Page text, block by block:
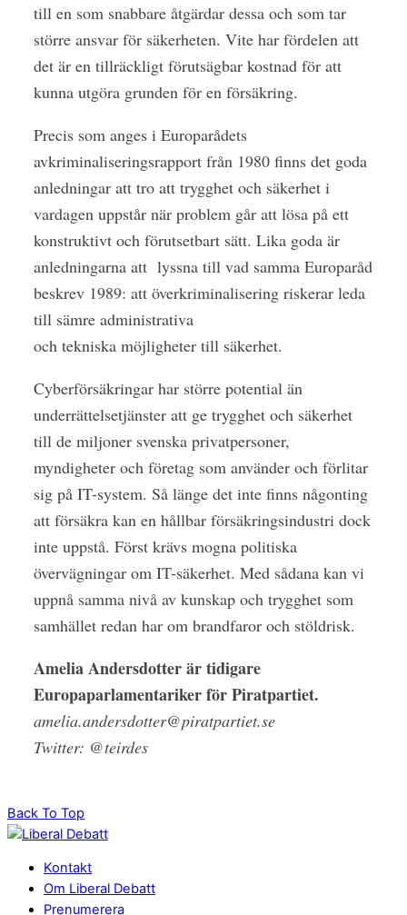
till en som snabbare åtgärdar dessa och som tar
större ansvar för säkerheten. Vite har fördelen att
det är en tillräckligt förutsägbar kostnad för att
kunna utgöra grunden för en försäkring.
Precis som anges i Europarådets
avkriminaliseringsrapport från 1980 finns det goda
anledningar att tro att trygghet och säkerhet i
vardagen uppstår när problem går att lösa på ett
konstruktivt och förutsetbart sätt. Lika goda är
anledningarna att lyssna till vad samma Europaråd
beskrev 1989: att överkriminalisering riskerar leda
till sämre administrativa
och tekniska möjligheter till säkerhet.
Cyberförsäkringar har större potential än
underrättelsetjänster att ge trygghet och säkerhet
till de miljoner svenska privatpersoner,
myndigheter och företag som använder och förlitar
sig på IT-system. Så länge det inte finns någonting
att försäkra kan en hållbar försäkringsindustri dock
inte uppstå. Först krävs mogna politiska
övervägningar om IT-säkerhet. Med sådana kan vi
uppnå samma nivå av kunskap och trygghet som
samhället redan har om brandfaror och stöldrisk.
Amelia Andersdotter är ­tidigare
Europaparlamentariker för Piratpartiet.
amelia.andersdotter@piratpartiet.se
Twitter: @teirdes
Back To Top
Kontakt
Om Liberal Debatt
Prenumerera